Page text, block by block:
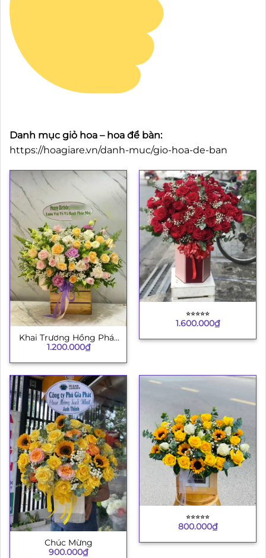
Danh mục giỏ hoa – hoa để bàn:
https://hoagiare.vn/danh-muc/gio-hoa-de-ban
Khai Trương Hồng Phát
4
1.200.000₫
⭐︎⭐︎⭐︎⭐︎⭐︎
1.600.000₫
Chúc Mừng
900.000₫
⭐︎⭐︎⭐︎⭐︎⭐︎
800.000₫